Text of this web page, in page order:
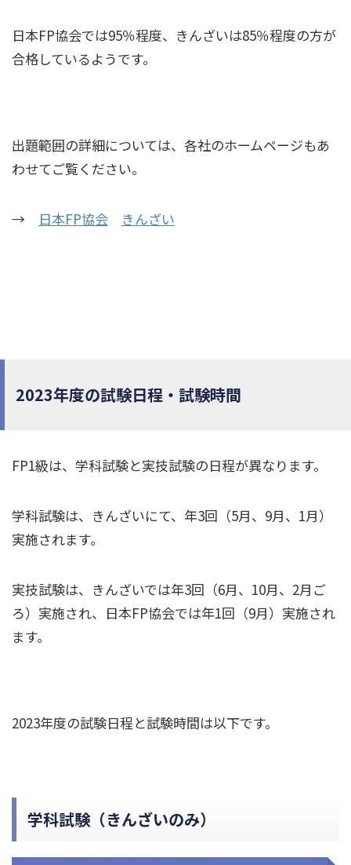
日本FP協会では95％程度、きんざいは85％程度の方が
合格しているようです。
出題範囲の詳細については、各社のホームページもあ
わせてご覧ください。
→ 日本FP協会 きんざい
2023年度の試験日程・試験時間
FP1級は、学科試験と実技試験の日程が異なります。
学科試験は、きんざいにて、年3回（5月、9月、1月）
実施されます。
実技試験は、きんざいでは年3回（6月、10月、2月ご
ろ）実施され、日本FP協会では年1回（9月）実施され
ます。
2023年度の試験日程と試験時間は以下です。
学科試験（きんざいのみ）